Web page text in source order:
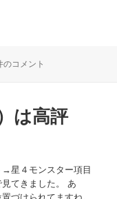
ナ初の金2！ への
のコメント
は高評
→星４モンスター項目
てきました。 あ